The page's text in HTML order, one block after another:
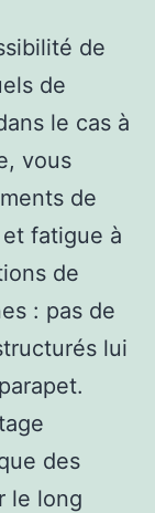
de
de
le cas à
vous
de
fatigue à
de
: pas de
lui
des
le long